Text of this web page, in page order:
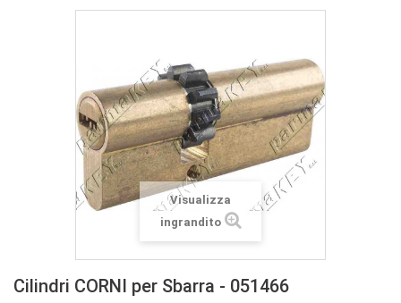
Visualizza
ingrandito
Cilindri CORNI per Sbarra - 051466